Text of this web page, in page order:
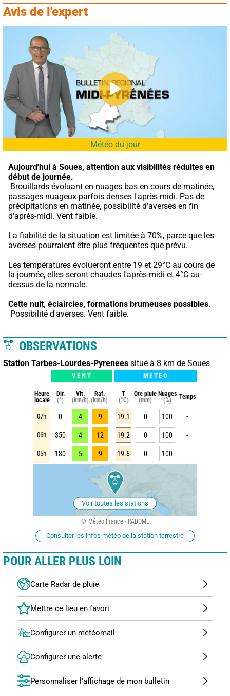
Avis de l'expert
Météo du jour
Aujourd'hui à Soues, attention aux visibilités réduites en
début de journée.
passages nuageux parfois denses l'après-midi. Pas de
précipitations en matinée, possibilité d'averses en fin
d'après-midi. Vent faible.
La fiabilité de la situation est limitée à 70%, parce que les
averses pourraient être plus fréquentes que prévu.
Les températures évolueront entre 19 et 29°C au cours de
la journée, elles seront chaudes l'après-midi et 4°C au-
dessus de la normale.
Cette nuit, éclaircies, formations brumeuses possibles.
Possibilité d'averses. Vent faible.
OBSERVATIONS
Station Tarbes-Lourdes-Pyrenees situé à 8 km de Soues
VENT METEO
Heure
locale
Dir.
(°)
Vit.
(km/h)
Raf.
(km/h)
T
(°C)
Qte pluie
(mm)
Nuages
(%)
Temps
07h 0 4 9 19.1 0 100 -
06h 350 4 12 19.2 0 100 -
05h 180 5 9 19.6 0 100 -
Voir toutes les stations
Météo France - RADOME
Consulter les infos météo de la station terrestre
POUR ALLER PLUS LOIN
Carte Radar de pluie
Configurer un météomail
Configurer une alerte
Personnaliser l'affichage de mon bulletin